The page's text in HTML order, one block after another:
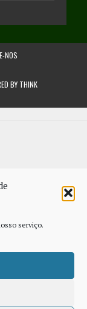
serviço.
NOS
BY THINK